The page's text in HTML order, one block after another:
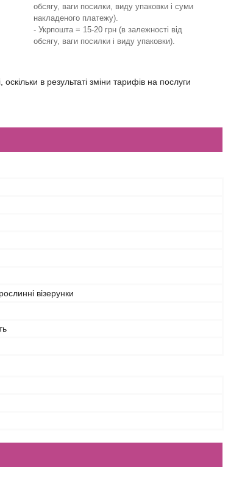
обсягу, ваги посилки, виду упаковки і суми
накладеного платежу).
- Укрпошта = 15-20 грн (в залежності від
обсягу, ваги посилки і виду упаковки).
в результаті зміни тарифів на послуги
візерунки